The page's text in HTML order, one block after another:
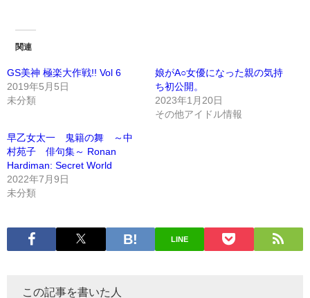
関連
GS美神 極楽大作戦!! Vol 6
2019年5月5日
未分類
娘がA○女優になった親の気持
ち初公開。
2023年1月20日
その他アイドル情報
早乙女太一 鬼籍の舞 ～中
村苑子 俳句集～ Ronan
Hardiman: Secret World
2022年7月9日
未分類
LINE
この記事を書いた人